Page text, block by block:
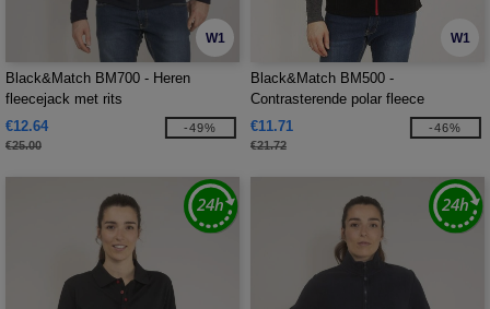
W1
Black&Match BM700 - Heren
fleecejack met rits
€12.64
€25.00
-49%
W1
Black&Match BM500 -
Contrasterende polar fleece
bodywarmer
€11.71
€21.72
-46%